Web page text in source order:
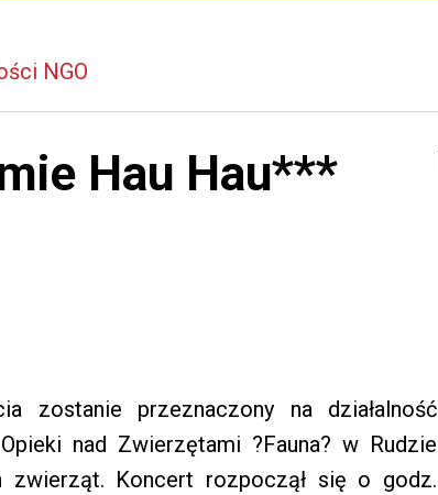
NGO
Hau Hau***
zostanie przeznaczony na działalność
nad Zwierzętami ?Fauna? w Rudzie
zwierząt. Koncert rozpoczął się o godz.